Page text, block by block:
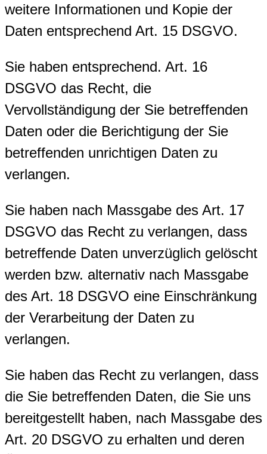
weitere Informationen und Kopie der
Daten entsprechend Art. 15 DSGVO.
Sie haben entsprechend. Art. 16
DSGVO das Recht, die
Vervollständigung der Sie betreffenden
Daten oder die Berichtigung der Sie
betreffenden unrichtigen Daten zu
verlangen.
Sie haben nach Massgabe des Art. 17
DSGVO das Recht zu verlangen, dass
betreffende Daten unverzüglich gelöscht
werden bzw. alternativ nach Massgabe
des Art. 18 DSGVO eine Einschränkung
der Verarbeitung der Daten zu
verlangen.
Sie haben das Recht zu verlangen, dass
die Sie betreffenden Daten, die Sie uns
bereitgestellt haben, nach Massgabe des
Art. 20 DSGVO zu erhalten und deren